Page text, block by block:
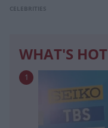
CELEBRITIES
WHAT'S HOT
1